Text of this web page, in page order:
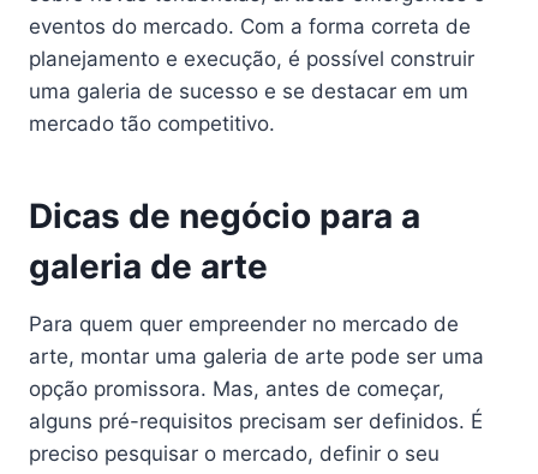
eventos do mercado. Com a forma correta de
planejamento e execução, é possível construir
uma galeria de sucesso e se destacar em um
mercado tão competitivo.
Dicas de negócio para a
galeria de arte
Para quem quer empreender no mercado de
arte, montar uma galeria de arte pode ser uma
opção promissora. Mas, antes de começar,
alguns pré-requisitos precisam ser definidos. É
preciso pesquisar o mercado, definir o seu